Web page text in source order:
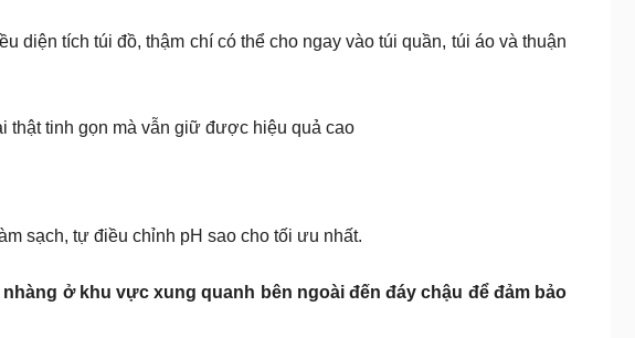
diện tích túi đồ, thậm chí có thể cho ngay vào túi quần, túi áo và thuận
thật tinh gọn mà vẫn giữ được hiệu quả cao
sạch, tự điều chỉnh pH sao cho tối ưu nhất.
ở khu vực xung quanh bên ngoài đến đáy chậu để đảm bảo